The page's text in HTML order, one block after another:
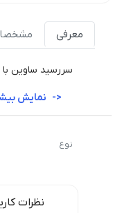
معرفی
سررسید ساوین
نوع
نظرات